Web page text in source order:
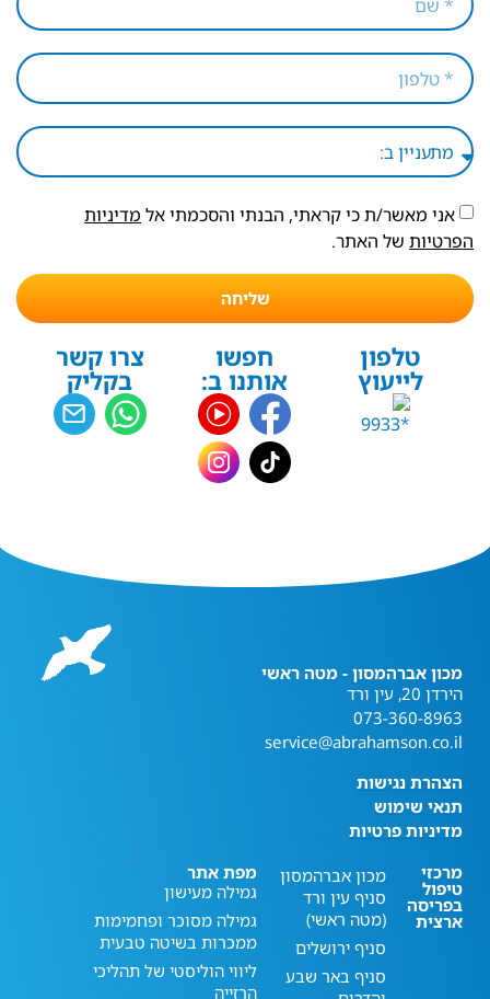
אני מאשר/ת כי קראתי, הבנתי והסכמתי אל מדיניות
הפרטיות של האתר.
שליחה
טלפון
לייעוץ
חפשו
אותנו ב:
צרו קשר
בקליק
מכון אברהמסון - מטה ראשי
הירדן 20, עין ורד
073-360-8963
service@abrahamson.co.il
הצהרת נגישות
תנאי שימוש
מדיניות פרטיות
מרכזי
טיפול
בפריסה
ארצית
מכון אברהמסון
סניף עין ורד
(מטה ראשי)
סניף ירושלים
סניף באר שבע
מפת אתר
גמילה מעישון
גמילה מסוכר ופחמימות
ממכרות בשיטה טבעית
ליווי הוליסטי של תהליכי
הרזייה